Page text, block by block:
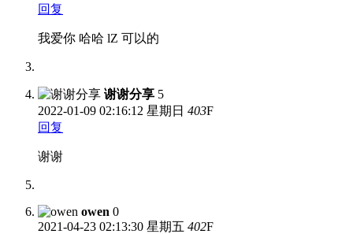
回复
我爱你 哈哈 lZ 可以的
谢谢分享 5
2022-01-09 02:16:12 星期日 403F
回复
谢谢
owen 0
2021-04-23 02:13:30 星期五 402F